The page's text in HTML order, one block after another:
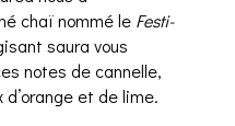
chaï nommé le Festi-
saura vous
notes de cannelle,
et de lime.